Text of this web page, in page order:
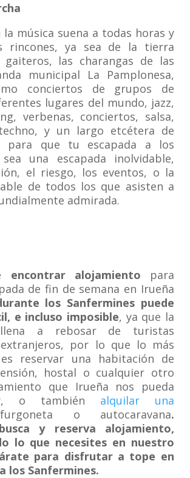
la música suena a todas horas y
rincones, ya sea de la tierra
las charangas de las
municipal La Pamplonesa,
conciertos de grupos de
lugares del mundo, jazz,
verbenas, conciertos, salsa,
y un largo etcétera de
para que tu escapada a los
sea una escapada inolvidable,
el riesgo, los eventos, o la
de todos los que asisten a
admirada.
encontrar alojamiento para
de fin de semana en Irueña
los Sanfermines puede
e incluso imposible, ya que la
a rebosar de turistas
por lo que lo más
reservar una habitación de
hostal o cualquier otro
que Irueña nos pueda
o también alquilar una
o autocaravana.
y reserva alojamiento,
lo que necesites en nuestro
para disfrutar a tope en
los Sanfermines.